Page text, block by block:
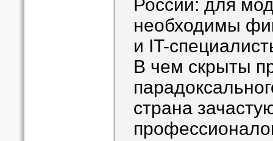
России: для
необходимы
и IT-
В чем скрыты
страна